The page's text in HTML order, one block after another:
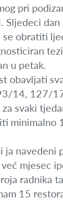
pri
obratiti
u petak.
obavljati
14, 127/
svaki
mjesec
radnika
15